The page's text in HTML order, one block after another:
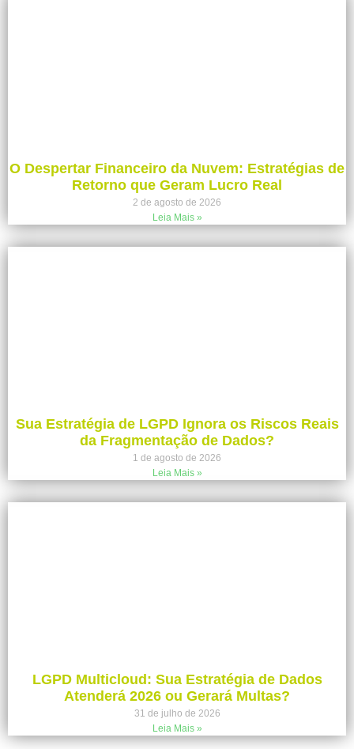
O Despertar Financeiro da Nuvem: Estratégias de
Retorno que Geram Lucro Real
2 de agosto de 2026
Leia Mais »
Sua Estratégia de LGPD Ignora os Riscos Reais
da Fragmentação de Dados?
1 de agosto de 2026
Leia Mais »
LGPD Multicloud: Sua Estratégia de Dados
Atenderá 2026 ou Gerará Multas?
31 de julho de 2026
Leia Mais »